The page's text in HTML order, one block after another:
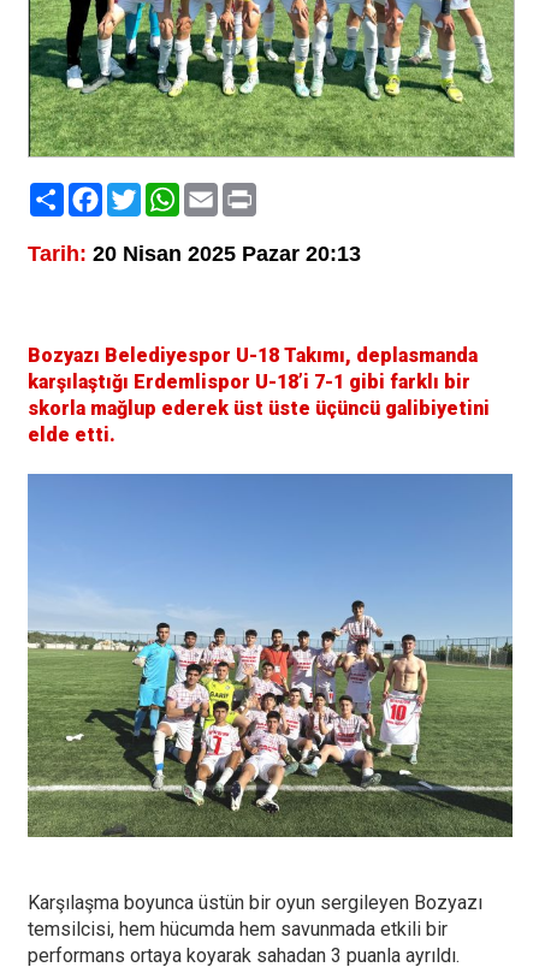
PaylaşFacebook
TwitterWhatsApp
EmailPrint
Tarih: 20 Nisan 2025 Pazar 20:13
Bozyazı Belediyespor U-18 Takımı, deplasmanda
karşılaştığı Erdemlispor U-18’i 7-1 gibi farklı bir
skorla mağlup ederek üst üste üçüncü galibiyetini
elde etti.
Karşılaşma boyunca üstün bir oyun sergileyen Bozyazı
temsilcisi, hem hücumda hem savunmada etkili bir
performans ortaya koyarak sahadan 3 puanla ayrıldı.